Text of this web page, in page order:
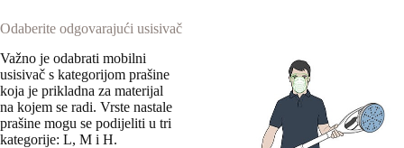
Odaberite odgovarajući usisivač
Važno je odabrati mobilni
usisivač s kategorijom prašine
koja je prikladna za materijal
na kojem se radi. Vrste nastale
prašine mogu se podijeliti u tri
kategorije: L, M i H.